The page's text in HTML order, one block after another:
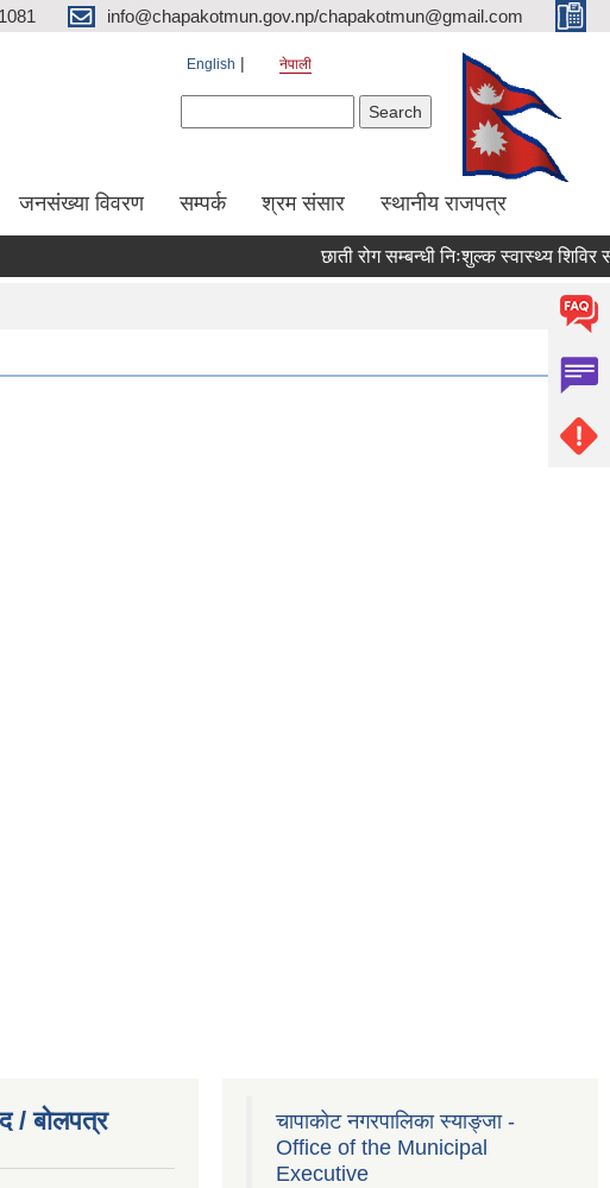
info@chapakotmun.gov.np/chapakotmun@gmail.com
English नेपाली
जनसंख्या विवरण सम्पर्क श्रम संसार स्थानीय राजपत्र
छाती रोग सम्बन्धी निःशुल्क स्वास्थ्य शिविर
/ बोलपत्र
चापाकोट नगरपालिका स्याङ्जा -
Office of the Municipal
Executive